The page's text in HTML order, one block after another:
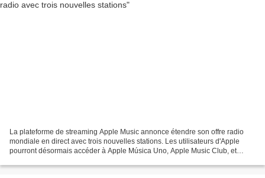
La plateforme de streaming Apple Music annonce étendre son offre radio
mondiale en direct avec trois nouvelles stations. Les utilisateurs d'Apple
pourront désormais accéder à Apple Música Uno, Apple Music Club, et